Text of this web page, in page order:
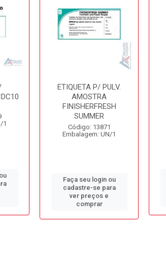
1
ETIQUETA P/ PULV.
AMOSTRA
FINISHERFRESH
SUMMER
Código: 13871
Embalagem: UN/1
Faça seu login ou
cadastre-se para
ver preços e
comprar